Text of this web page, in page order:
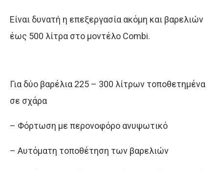
Είναι δυνατή η επεξεργασία ακόμη και βαρελιών
έως 500 λίτρα στο μοντέλο Combi.
Για δύο βαρέλια 225 – 300 λίτρων τοποθετημένα
σε σχάρα
– Φόρτωση με περονοφόρο ανυψωτικό
– Αυτόματη τοποθέτηση των βαρελιών